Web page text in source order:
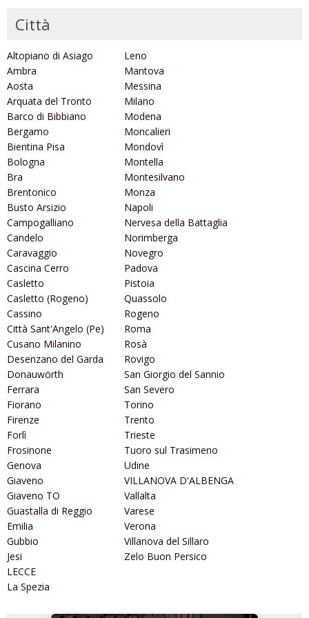
Città
Altopiano di Asiago
Ambra
Aosta
Arquata del Tronto
Barco di Bibbiano
Bergamo
Bientina Pisa
Bologna
Bra
Brentonico
Busto Arsizio
Campogalliano
Candelo
Caravaggio
Cascina Cerro
Casletto
Casletto (Rogeno)
Cassino
Città Sant'Angelo (Pe)
Cusano Milanino
Desenzano del Garda
Donauwörth
Ferrara
Fiorano
Firenze
Forlì
Frosinone
Genova
Giaveno
Giaveno TO
Guastalla di Reggio
Emilia
Gubbio
Jesi
LECCE
La Spezia
Leno
Mantova
Messina
Milano
Modena
Moncalieri
Mondovì
Montella
Montesilvano
Monza
Napoli
Nervesa della Battaglia
Norimberga
Novegro
Padova
Pistoia
Quassolo
Rogeno
Roma
Rosà
Rovigo
San Giorgio del Sannio
San Severo
Torino
Trento
Trieste
Tuoro sul Trasimeno
Udine
VILLANOVA D'ALBENGA
Vallalta
Varese
Verona
Villanova del Sillaro
Zelo Buon Persico